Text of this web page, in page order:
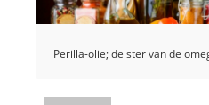
Perilla-olie; de ster van de